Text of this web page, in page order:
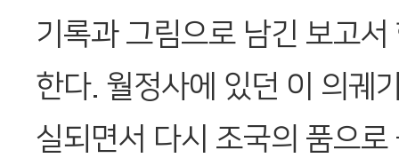
기록과 그림으로 남긴 보고
한다. 월정사에 있던 이 의궤
실되면서 다시 조국의 품으로